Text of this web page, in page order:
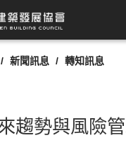
新聞訊息 轉知訊息
趨勢與風險